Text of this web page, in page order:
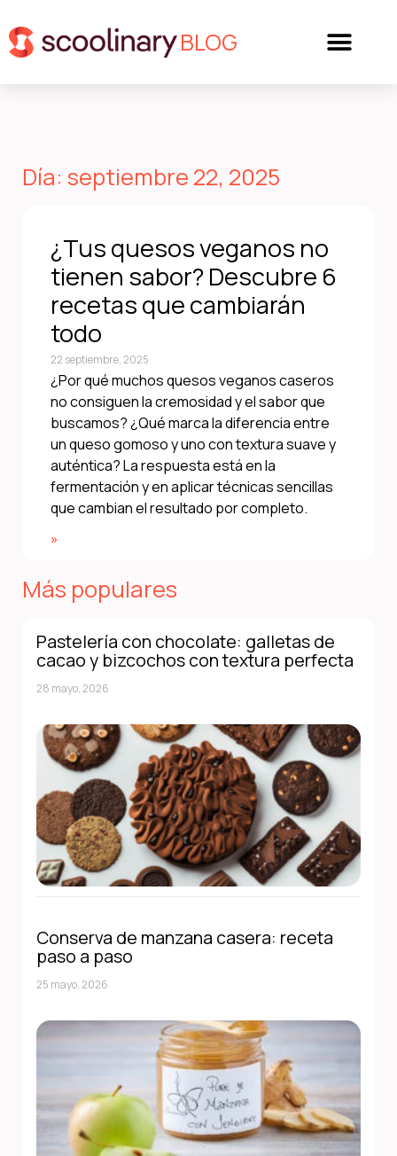
BLOG
Día: septiembre 22, 2025
¿Tus quesos veganos no
tienen sabor? Descubre 6
recetas que cambiarán
todo
22 septiembre, 2025
¿Por qué muchos quesos veganos caseros
no consiguen la cremosidad y el sabor que
buscamos? ¿Qué marca la diferencia entre
un queso gomoso y uno con textura suave y
auténtica? La respuesta está en la
fermentación y en aplicar técnicas sencillas
que cambian el resultado por completo.
»
Más populares
Pastelería con chocolate: galletas de
cacao y bizcochos con textura perfecta
28 mayo, 2026
Conserva de manzana casera: receta
paso a paso
25 mayo, 2026